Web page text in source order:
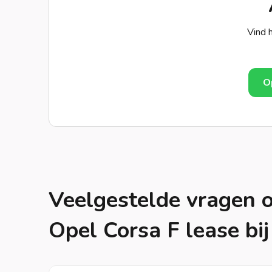
Vind
Veelgestelde vragen
Opel Corsa F lease